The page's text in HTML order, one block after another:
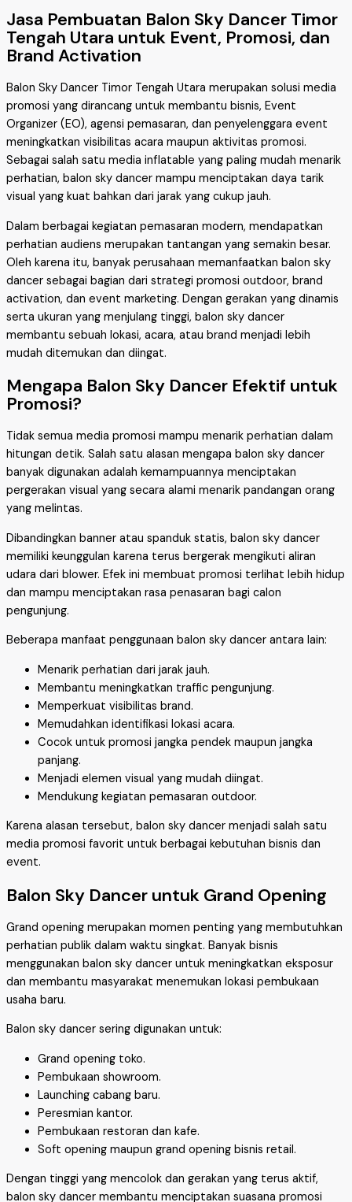
Jasa Pembuatan Balon Sky Dancer Timor
Tengah Utara untuk Event, Promosi, dan
Brand Activation
Balon Sky Dancer Timor Tengah Utara merupakan solusi media
promosi yang dirancang untuk membantu bisnis, Event
Organizer (EO), agensi pemasaran, dan penyelenggara event
meningkatkan visibilitas acara maupun aktivitas promosi.
Sebagai salah satu media inflatable yang paling mudah menarik
perhatian, balon sky dancer mampu menciptakan daya tarik
visual yang kuat bahkan dari jarak yang cukup jauh.
Dalam berbagai kegiatan pemasaran modern, mendapatkan
perhatian audiens merupakan tantangan yang semakin besar.
Oleh karena itu, banyak perusahaan memanfaatkan balon sky
dancer sebagai bagian dari strategi promosi outdoor, brand
activation, dan event marketing. Dengan gerakan yang dinamis
serta ukuran yang menjulang tinggi, balon sky dancer
membantu sebuah lokasi, acara, atau brand menjadi lebih
mudah ditemukan dan diingat.
Mengapa Balon Sky Dancer Efektif untuk
Promosi?
Tidak semua media promosi mampu menarik perhatian dalam
hitungan detik. Salah satu alasan mengapa balon sky dancer
banyak digunakan adalah kemampuannya menciptakan
pergerakan visual yang secara alami menarik pandangan orang
yang melintas.
Dibandingkan banner atau spanduk statis, balon sky dancer
memiliki keunggulan karena terus bergerak mengikuti aliran
udara dari blower. Efek ini membuat promosi terlihat lebih hidup
dan mampu menciptakan rasa penasaran bagi calon
pengunjung.
Beberapa manfaat penggunaan balon sky dancer antara lain:
Menarik perhatian dari jarak jauh.
Membantu meningkatkan traffic pengunjung.
Memperkuat visibilitas brand.
Memudahkan identifikasi lokasi acara.
Cocok untuk promosi jangka pendek maupun jangka
panjang.
Menjadi elemen visual yang mudah diingat.
Mendukung kegiatan pemasaran outdoor.
Karena alasan tersebut, balon sky dancer menjadi salah satu
media promosi favorit untuk berbagai kebutuhan bisnis dan
event.
Balon Sky Dancer untuk Grand Opening
Grand opening merupakan momen penting yang membutuhkan
perhatian publik dalam waktu singkat. Banyak bisnis
menggunakan balon sky dancer untuk meningkatkan eksposur
dan membantu masyarakat menemukan lokasi pembukaan
usaha baru.
Balon sky dancer sering digunakan untuk:
Grand opening toko.
Pembukaan showroom.
Launching cabang baru.
Peresmian kantor.
Pembukaan restoran dan kafe.
Soft opening maupun grand opening bisnis retail.
Dengan tinggi yang mencolok dan gerakan yang terus aktif,
balon sky dancer membantu menciptakan suasana promosi